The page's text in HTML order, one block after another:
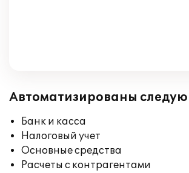
Автоматизированы
Банк и касса
Налоговый учет
Основные средства
Расчеты с контрагентами